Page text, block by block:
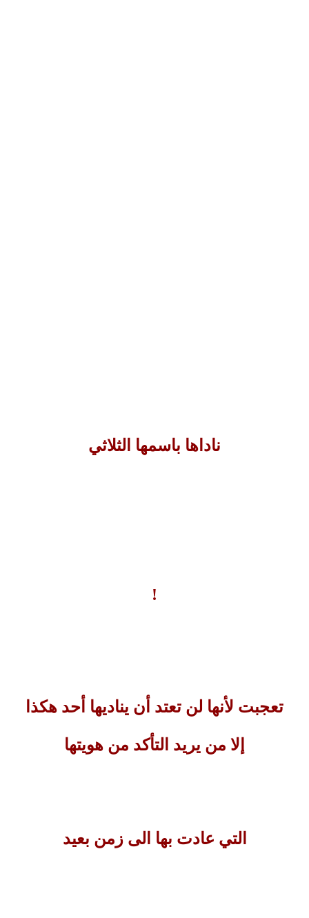
ناداها باسمها الثلاثي
!
تعجبت لأنها لن تعتد أن يناديها أحد هكذا
إلا من يريد التأكد من هويتها
التي عادت بها الى زمن بعيد